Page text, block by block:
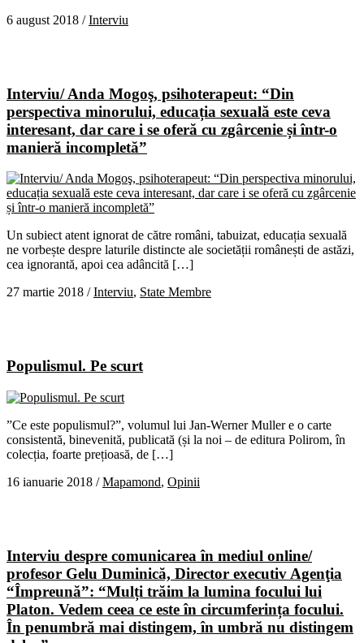
6 august 2018 /Interviu
Interviu/ Anda Mogoş, psihoterapeut: “Din
perspectiva minorului, educația sexuală este ceva
interesant, dar care i se oferă cu zgârcenie și într-o
manieră incompletă”
Un subiect atent ignorat de către români, tabuizat, educația sexuală
ne vorbește despre laturile distincte ale societății românești de astăzi,
cea ignorantă, apoi cea adâncită […]
27 martie 2018 /Interviu, State Membre
Populismul. Pe scurt
”Ce este populismul?”, volumul lui Jan-Werner Muller e o carte
consistentă, binevenită, publicată (și la noi – de editura Polirom, în
colecția, foarte prețioasă, de […]
16 ianuarie 2018 /Mapamond, Opinii
Interviu despre comunicarea în mediul online/
profesor Gelu Duminică, Director executiv Agenţia
“Împreună”: “Mulți trăim la lumina focului lui
Platon. Vedem ceea ce este în circumferința focului.
În penumbră mai distingem, în umbră nu distingem